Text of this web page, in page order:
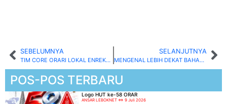
SEBELUMNYA
TIM CORE ORARI LOKAL ENREKANG MEMBANTU PENCARIAN KORBAN TENGGELAM DI SUNGAI SADDANG
SELANJUTNYA
MENGENAL LEBIH DEKAT BAHASA KOMUNIKASI ORARI
POS-POS TERBARU
Logo HUT ke-58 ORAR
ANSAR LEBOKNET 9 Juli 2026